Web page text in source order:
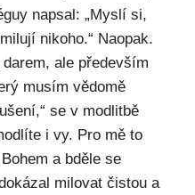
napsal: „Myslí si,
nikoho.“ Naopak.
ale především
musím vědomě
se v modlitbě
i vy. Pro mě to
a bděle se
milovat čistou a